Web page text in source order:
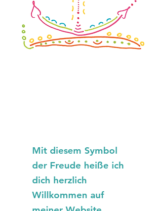
Mit diesem Symbol
der Freude heiße ich
dich herzlich
Willkommen auf